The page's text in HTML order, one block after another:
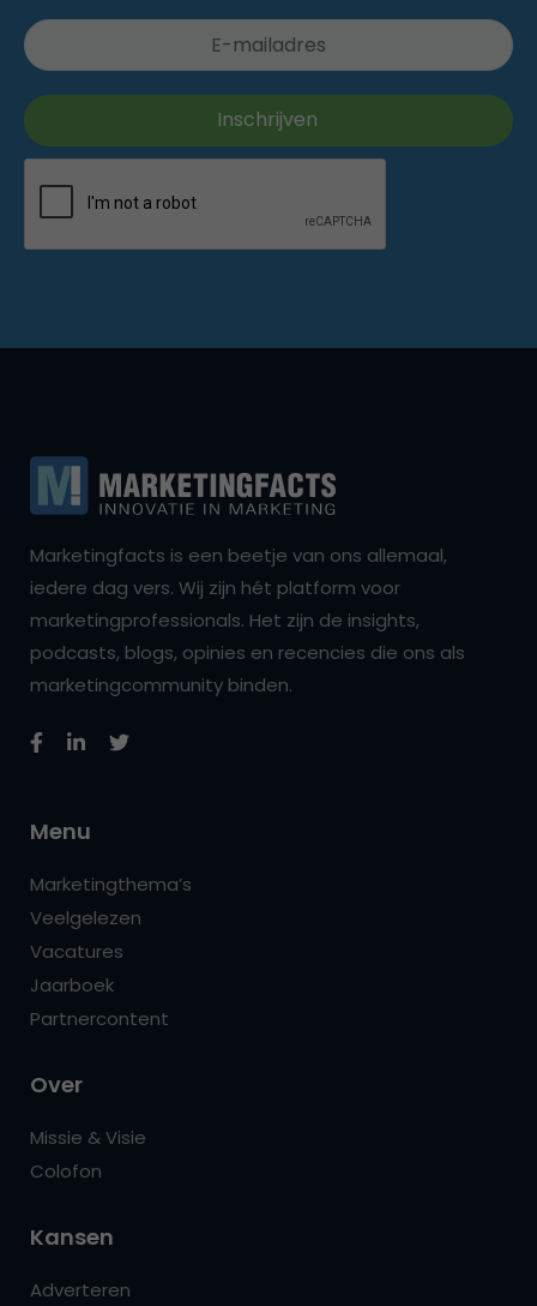
Marketingfacts is een beetje van ons allemaal,
iedere dag vers. Wij zijn hét platform voor
marketingprofessionals. Het zijn de insights,
podcasts, blogs, opinies en recencies die ons als
marketingcommunity binden.
Menu
Marketingthema’s
Veelgelezen
Vacatures
Jaarboek
Partnercontent
Over
Missie & Visie
Colofon
Kansen
Adverteren